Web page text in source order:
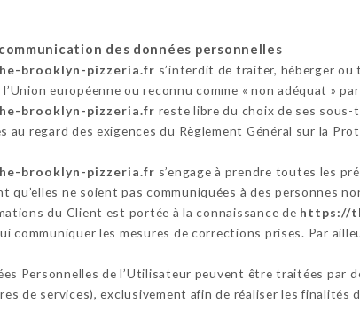
des données personnelles
brooklyn-pizzeria.fr s’interdit de traiter, héberger
européenne ou reconnu comme « non adéquat »
brooklyn-pizzeria.fr reste libre du choix de ses
au regard des exigences du Règlement Général sur la
brooklyn-pizzeria.fr s’engage à prendre toutes les
qu’elles ne soient pas communiquées à des personnes
du Client est portée à la connaissance de https://
communiquer les mesures de corrections prises. Par
Personnelles de l’Utilisateur peuvent être traitées par
de services), exclusivement afin de réaliser les finalités